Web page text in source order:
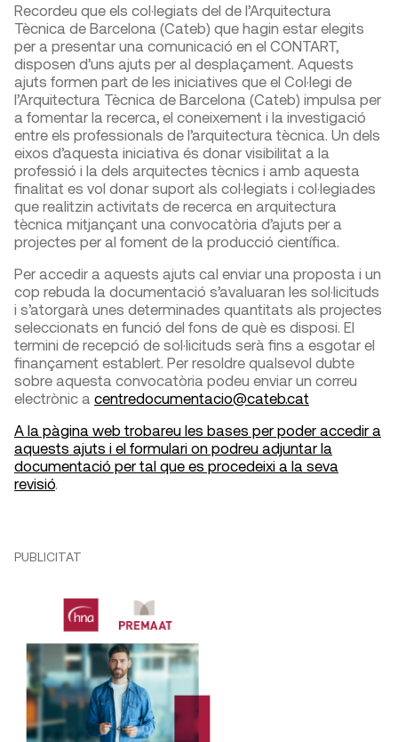
Recordeu que els col·legiats del de l’Arquitectura
Tècnica de Barcelona (Cateb) que hagin estar elegits
per a presentar una comunicació en el CONTART,
disposen d’uns ajuts per al desplaçament. Aquests
ajuts formen part de les iniciatives que el Col·legi de
l’Arquitectura Tècnica de Barcelona (Cateb) impulsa per
a fomentar la recerca, el coneixement i la investigació
entre els professionals de l’arquitectura tècnica. Un dels
eixos d’aquesta iniciativa és donar visibilitat a la
professió i la dels arquitectes tècnics i amb aquesta
finalitat es vol donar suport als col·legiats i col·legiades
que realitzin activitats de recerca en arquitectura
tècnica mitjançant una convocatòria d’ajuts per a
projectes per al foment de la producció científica.
Per accedir a aquests ajuts cal enviar una proposta i un
cop rebuda la documentació s’avaluaran les sol·licituds
i s’atorgarà unes determinades quantitats als projectes
seleccionats en funció del fons de què es disposi. El
termini de recepció de sol·licituds serà fins a esgotar el
finançament establert. Per resoldre qualsevol dubte
sobre aquesta convocatòria podeu enviar un correu
electrònic a centredocumentacio@cateb.cat
A la pàgina web trobareu les bases per poder accedir a
aquests ajuts i el formulari on podreu adjuntar la
documentació per tal que es procedeixi a la seva
revisió.
PUBLICITAT